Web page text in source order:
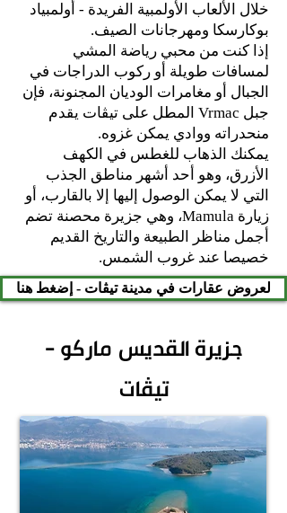
خلال الألعاب الأولمبية الفريدة - أولمبياد
بوكارسكا ومهرجانات الصيف.
إذا كنت من محبي رياضة المشي
لمسافات طويلة أو ركوب الدراجات في
الجبال أو مغامرات الوديان المجنونة، فإن
جبل Vrmac المطل على تيڤات يقدم
منحدراته ووادي يمكن غزوه.
يمكنك الذهاب للغطس في الكهف
الأزرق، وهو أحد أشهر مناطق الجذب
التي لا يمكن الوصول إليها إلا بالقارب، أو
زيارة Mamula، وهي جزيرة محصنة تضم
أجمل مناظر الطبيعة والتاريخ القديم
خصيصا عند غروب الشمس.
لعروض عقارات في مدينة تيڤات - إضغط هنا
جزيرة القديس ماركو -
تيڤات